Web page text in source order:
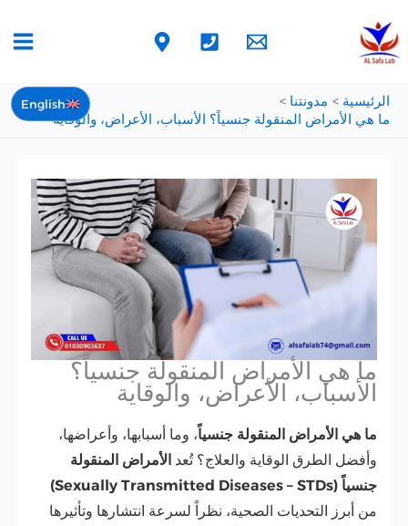
English
إلى
المحتوى
الرئيسية
مدونتنا
ما هي الأمراض المنقولة جنسياً؟ الأسباب، الأعراض، والوقاية
ما هي الأمراض المنقولة جنسياً؟
الأسباب، الأعراض، والوقاية
ما هي الأمراض المنقولة جنسياً، وما أسبابها، وأعراضها،
وأفضل الطرق الوقاية والعلاج؟تُعدالأمراض المنقولة
جنسياً (Sexually Transmitted Diseases – STDs)
من أبرز التحديات الصحية، نظراً لسرعة انتشارها وتأثيرها